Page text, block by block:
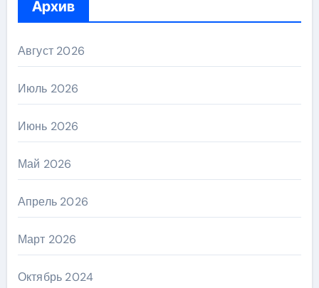
Архив
Август 2026
Июль 2026
Июнь 2026
Май 2026
Апрель 2026
Март 2026
Октябрь 2024